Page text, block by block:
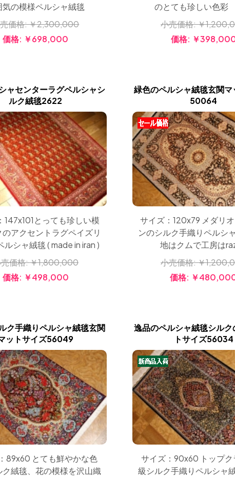
気の模様ペルシャ絨毯
価格:￥2,300,000
価格: ￥698,000
のとても珍しい
小売価格:￥
価格: ￥
ャセンターラグペルシャシ
ルク絨毯2622
147x101とっても珍しい模
アクセントラグペイズリ
ルシャ絨毯 ( made in iran )
価格:￥1,800,000
価格: ￥498,000
緑色のペルシャ絨毯玄関マ
50064
サイズ：120x79 メダリ
ンのシルク手織りペルシ
地はクムで工房は
小売価格:￥
価格: ￥
ク手織りペルシャ絨毯玄関
ットサイズ56049
89x60 とても鮮やかな色
ク絨毯、花の模様を沢山織
逸品のペルシャ絨毯シルク
トサイズ56034
サイズ：90x60 トップク
級シルク手織りペルシャ